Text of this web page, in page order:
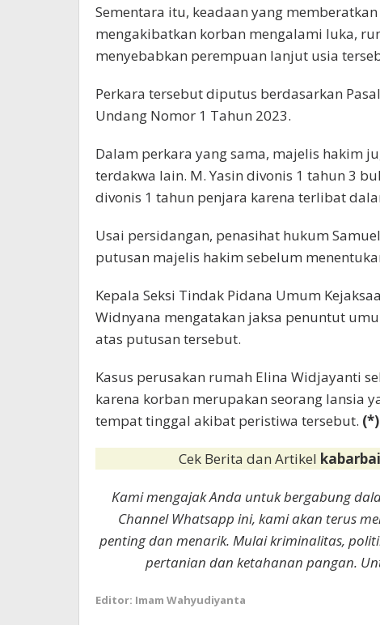
Sementara itu, keadaan yang
mengakibatkan korban mengalami luka,
menyebabkan perempuan lanjut usia
Perkara tersebut diputus berdasarkan
Undang Nomor 1 Tahun 2023.
Dalam perkara yang sama, majelis hakim
terdakwa lain. M. Yasin divonis 1 tahun 3
divonis 1 tahun penjara karena terlibat
Usai persidangan, penasihat hukum
putusan majelis hakim sebelum
Kepala Seksi Tindak Pidana Umum
Widnyana mengatakan jaksa penuntut
atas putusan tersebut.
Kasus perusakan rumah Elina Widjayanti
karena korban merupakan seorang lansia
tempat tinggal akibat peristiwa tersebut. (*)
Cek Berita dan Artikel
Kami mengajak Anda untuk bergabung
Channel Whatsapp ini, kami akan terus
penting dan menarik. Mulai kriminalitas,
pertanian dan ketahanan pangan.
Editor: Imam Wahyudiyanta